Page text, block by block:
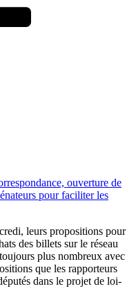
ouverture de
pour faciliter les
leurs propositions pour
des billets sur le réseau
plus nombreux avec
que les rapporteurs
dans le projet de loi-